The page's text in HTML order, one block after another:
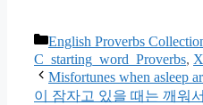
카
테
고
리
English Proverbs
C_starting_word_Proverbs,
Misfortunes when asleep
이 잠자고 있을 때는 깨워